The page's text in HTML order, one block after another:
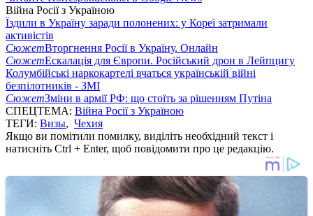
Війна Росії з Україною
Їздили в Україну заради полонених: у Кореї затримали
активістів
СюжетВторгнення Росії в Україну. Онлайн
СюжетЕскалація для Європи. Російський дрон в Лейпцигу
Колумбійські наркокартелі вчаться українській війні
безпілотників - ЗМІ
СюжетЗміни в армії РФ: що стоїть за рішенням Путіна
СПЕЦТЕМА: Війна Росії з Україною
ТЕГИ: Визы, Чехия
Якщо ви помітили помилку, виділіть необхідний текст і
натисніть Ctrl + Enter, щоб повідомити про це редакцію.